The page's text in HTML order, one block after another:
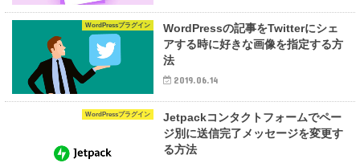
WordPressプラグイン
WordPressの記事をTwitterにシェ
アする時に好きな画像を指定する方
法
2019.06.14
WordPressプラグイン
Jetpackコンタクトフォームでペー
ジ別に送信完了メッセージを変更す
る方法